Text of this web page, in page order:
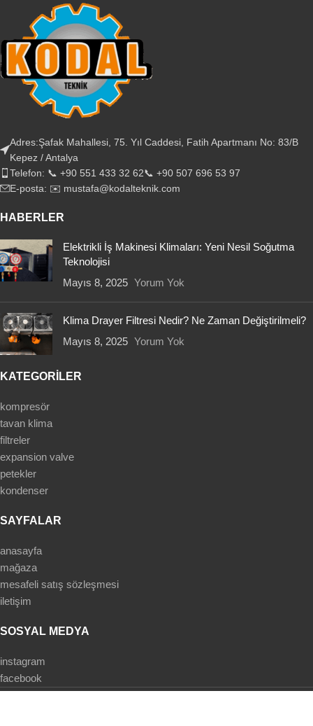
Adres:Şafak Mahallesi, 75. Yıl Caddesi, Fatih Apartmanı No: 83/B
Kepez / Antalya
Telefon: 📞 +90 551 433 32 62📞 +90 507 696 53 97
E-posta: ✉️ mustafa@kodalteknik.com
HABERLER
Elektrikli İş Makinesi Klimaları: Yeni Nesil Soğutma
Teknolojisi
Mayıs 8, 2025 Yorum Yok
Klima Drayer Filtresi Nedir? Ne Zaman Değiştirilmeli?
Mayıs 8, 2025 Yorum Yok
KATEGORİLER
kompresör
tavan klima
filtreler
expansion valve
petekler
kondenser
SAYFALAR
anasayfa
mağaza
mesafeli satış sözleşmesi
iletişim
SOSYAL MEDYA
instagram
facebook